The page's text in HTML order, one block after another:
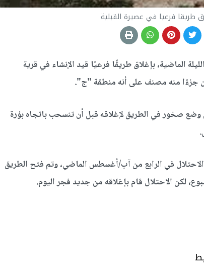
طريقا فرعيا في عصيرة القبلية
الماضية، بإغلاق طريقًا فرعيًا قيد الإنشاء في قرية
أن جزءًا منه مصنف على أنه منطقة "ج".
صخور في الطريق لإغلاقه قبل أن تنسحب باتجاه بؤرة
الاحتلال في الرابع من آب/أغسطس الماضي، وتم فتح الطريق
لكن الاحتلال قام بإغلاقه من جديد فجر اليوم.